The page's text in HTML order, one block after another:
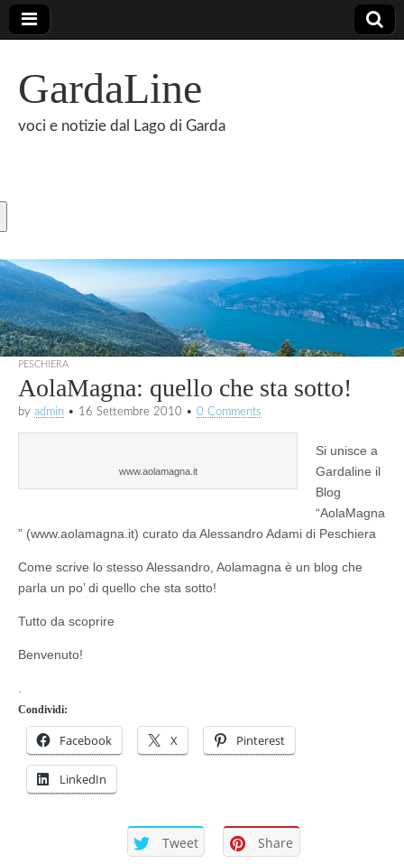
GardaLine
voci e notizie dal Lago di Garda
PESCHIERA
AolaMagna: quello che sta sotto!
by admin • 16 Settembre 2010 • 0 Comments
www.aolamagna.it
Si unisce a
Gardaline il
Blog
“AolaMagna
” (www.aolamagna.it) curato da Alessandro Adami di Peschiera
Come scrive lo stesso Alessandro, Aolamagna è un blog che
parla un po’ di quello che sta sotto!
Tutto da scoprire
Benvenuto!
Condividi:
Facebook X Pinterest
LinkedIn
Tweet Share